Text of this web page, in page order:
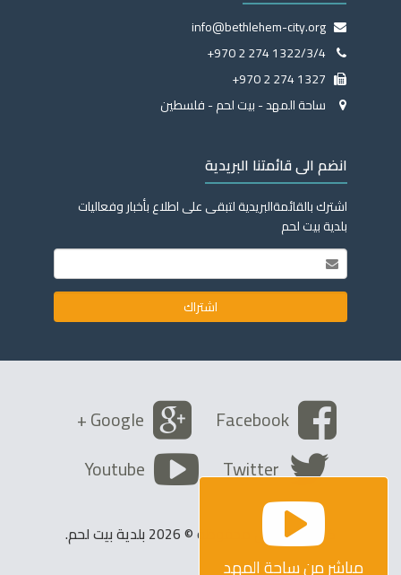
مباشر من ساحة المهد
info@bethlehem-city.org
+970 2 274 1322/3/4
+970 2 274 1327
ساحة المهد - بيت لحم - فلسطين
انضم الى قائمتنا البريدية
اشترك بالقائمةالبريدية لتبقى على اطلاع بأخبار وفعاليات
بلدية بيت لحم
Facebook
Google +
Twitter
Youtube
كافة الحقوق محفوظة © 2026 بلدية بيت لحم.